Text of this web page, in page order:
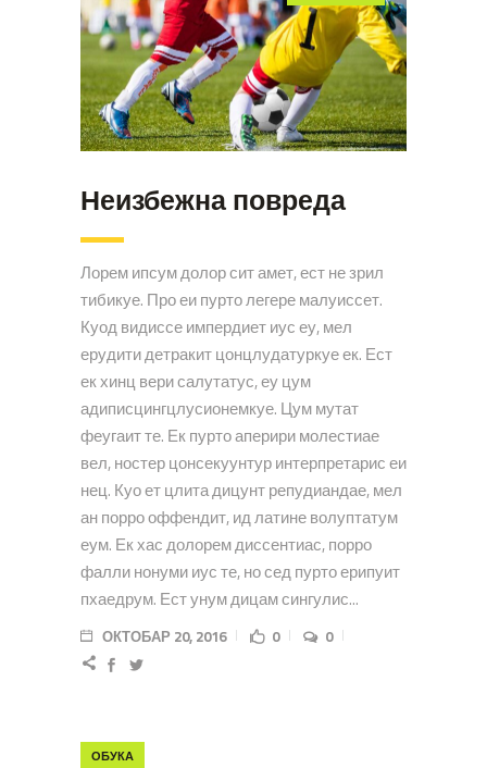
Неизбежна повреда
Лорем ипсум долор сит амет, ест не зрил
тибикуе. Про еи пурто легере малуиссет.
Куод видиссе импердиет иус еу, мел
ерудити детракит цонцлудатуркуе ек. Ест
ек хинц вери салутатус, еу цум
адиписцингцлусионемкуе. Цум мутат
феугаит те. Ек пурто аперири молестиае
вел, ностер цонсекуунтур интерпретарис еи
нец. Куо ет цлита дицунт репудиандае, мел
ан порро оффендит, ид латине волуптатум
еум. Ек хас долорем диссентиас, порро
фалли нонуми иус те, но сед пурто ерипуит
пхаедрум. Ест унум дицам сингулис...
ОКТОБАР 20, 2016 0 0
ОБУКА